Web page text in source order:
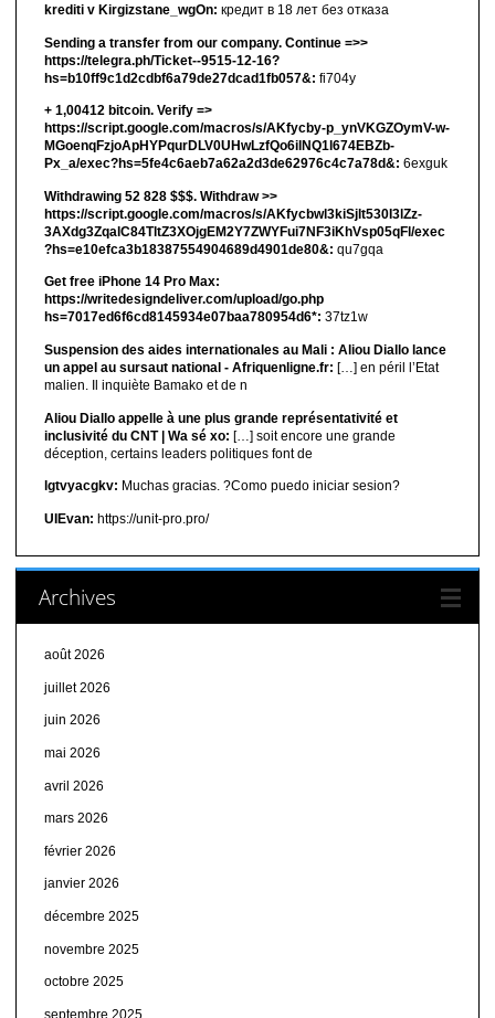
krediti v Kirgizstane_wgOn: кредит в 18 лет без отказа
Sending a transfer from our company. Continue =>>
https://telegra.ph/Ticket--9515-12-16?
hs=b10ff9c1d2cdbf6a79de27dcad1fb057&: fi704y
+ 1,00412 bitсоin. Verify =>
https://script.google.com/macros/s/AKfycby-p_ynVKGZOymV-w-
MGoenqFzjoApHYPqurDLV0UHwLzfQo6ilNQ1l674EBZb-
Px_a/exec?hs=5fe4c6aeb7a62a2d3de62976c4c7a78d&: 6exguk
Withdrawing 52 828 $$$. Withdrаw >>
https://script.google.com/macros/s/AKfycbwl3kiSjlt530I3lZz-
3AXdg3ZqalC84TltZ3XOjgEM2Y7ZWYFui7NF3iKhVsp05qFl/exec
?hs=e10efca3b18387554904689d4901de80&: qu7gqa
Get free iPhone 14 Pro Max:
https://writedesigndeliver.com/upload/go.php
hs=7017ed6f6cd8145934e07baa780954d6*: 37tz1w
Suspension des aides internationales au Mali : Aliou Diallo lance
un appel au sursaut national - Afriquenligne.fr: […] en péril l’Etat
malien. Il inquiète Bamako et de n
Aliou Diallo appelle à une plus grande représentativité et
inclusivité du CNT | Wa sé xo: […] soit encore une grande
déception, certains leaders politiques font de
lgtvyacgkv: Muchas gracias. ?Como puedo iniciar sesion?
UIEvan: https://unit-pro.pro/
Archives
août 2026
juillet 2026
juin 2026
mai 2026
avril 2026
mars 2026
février 2026
janvier 2026
décembre 2025
novembre 2025
octobre 2025
septembre 2025